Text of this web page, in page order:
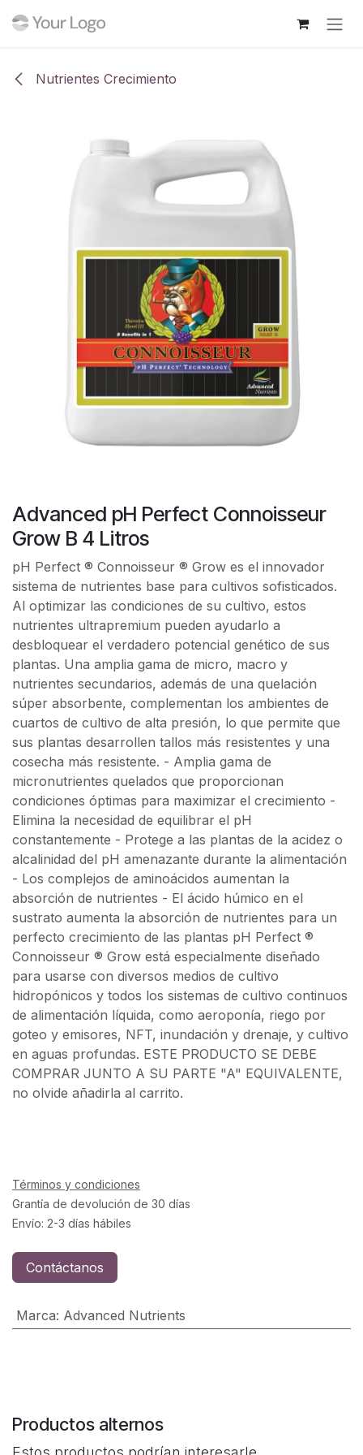
Nutrientes Crecimiento
Advanced pH Perfect Connoisseur
Grow B 4 Litros
pH Perfect ® Connoisseur ® Grow es el innovador
sistema de nutrientes base para cultivos sofisticados.
Al optimizar las condiciones de su cultivo, estos
nutrientes ultrapremium pueden ayudarlo a
desbloquear el verdadero potencial genético de sus
plantas. Una amplia gama de micro, macro y
nutrientes secundarios, además de una quelación
súper absorbente, complementan los ambientes de
cuartos de cultivo de alta presión, lo que permite que
sus plantas desarrollen tallos más resistentes y una
cosecha más resistente. - Amplia gama de
micronutrientes quelados que proporcionan
condiciones óptimas para maximizar el crecimiento -
Elimina la necesidad de equilibrar el pH
constantemente - Protege a las plantas de la acidez o
alcalinidad del pH amenazante durante la alimentación
- Los complejos de aminoácidos aumentan la
absorción de nutrientes - El ácido húmico en el
sustrato aumenta la absorción de nutrientes para un
perfecto crecimiento de las plantas pH Perfect ®
Connoisseur ® Grow está especialmente diseñado
para usarse con diversos medios de cultivo
hidropónicos y todos los sistemas de cultivo continuos
de alimentación líquida, como aeroponía, riego por
goteo y emisores, NFT, inundación y drenaje, y cultivo
en aguas profundas. ESTE PRODUCTO SE DEBE
COMPRAR JUNTO A SU PARTE "A" EQUIVALENTE,
no olvide añadirla al carrito.
Términos y condiciones
Grantía de devolución de 30 días
Envío: 2-3 días hábiles
Contáctanos
Marca: Advanced Nutrients
Productos alternos